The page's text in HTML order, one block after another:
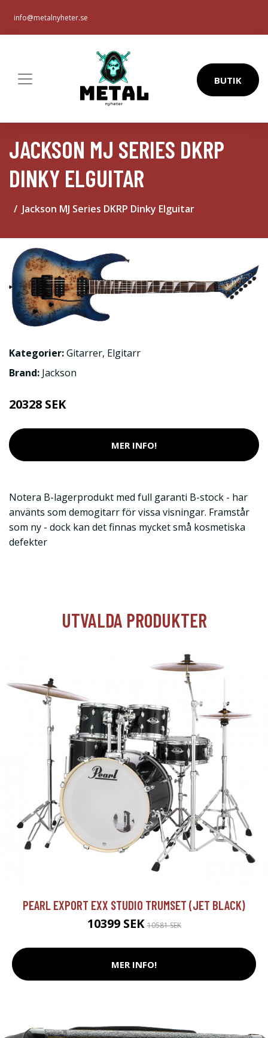
info@metalnyheter.se
BUTIK
JACKSON MJ SERIES DKRP
DINKY ELGUITAR
Jackson MJ Series DKRP Dinky Elguitar
Kategorier:Gitarrer, Elgitarr
Brand: Jackson
20328 SEK
MER INFO!
Notera B-lagerprodukt med full garanti B-stock - har
använts som demogitarr för vissa visningar. Framstår
som ny - dock kan det finnas mycket små kosmetiska
defekter
UTVALDA PRODUKTER
PEARL EXPORT EXX STUDIO TRUMSET (JET BLACK)
10399 SEK10581 SEK
MER INFO!